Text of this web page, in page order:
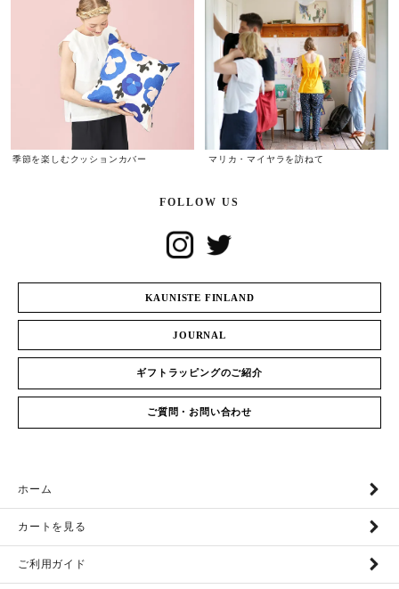
季節を楽しむクッションカバー マリカ・マイヤラを訪ねて
FOLLOW US
KAUNISTE FINLAND
JOURNAL
ギフトラッピングのご紹介
ご質問・お問い合わせ
ホーム
カートを見る
ご利用ガイド